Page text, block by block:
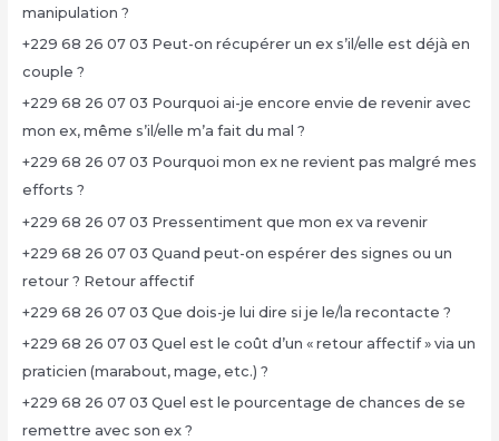
manipulation ?
+229 68 26 07 03 Peut-on récupérer un ex s’il/elle est déjà en
couple ?
+229 68 26 07 03 Pourquoi ai-je encore envie de revenir avec
mon ex, même s’il/elle m’a fait du mal ?
+229 68 26 07 03 Pourquoi mon ex ne revient pas malgré mes
efforts ?
+229 68 26 07 03 Pressentiment que mon ex va revenir
+229 68 26 07 03 Quand peut-on espérer des signes ou un
retour ? Retour affectif
+229 68 26 07 03 Que dois-je lui dire si je le/la recontacte ?
+229 68 26 07 03 Quel est le coût d’un « retour affectif » via un
praticien (marabout, mage, etc.) ?
+229 68 26 07 03 Quel est le pourcentage de chances de se
remettre avec son ex ?